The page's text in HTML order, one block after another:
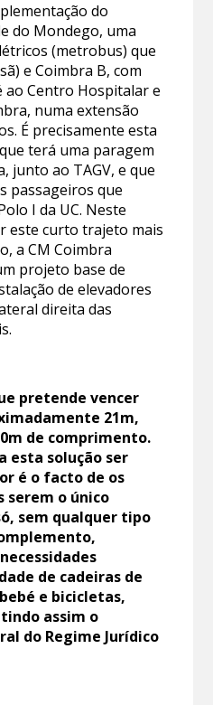
do
do Mondego, uma
(metrobus) que
e Coimbra B, com
Centro Hospitalar e
numa extensão
É precisamente esta
terá uma paragem
junto ao TAGV, e que
passageiros que
I da UC. Neste
este curto trajeto mais
a CM Coimbra
projeto base de
de elevadores
direita das
pretende vencer
21m,
de comprimento.
esta solução ser
é o facto de os
serem o único
sem qualquer tipo
de cadeiras de
e bicicletas,
assim o
do Regime Jurídico